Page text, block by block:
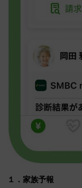
１．家族予報